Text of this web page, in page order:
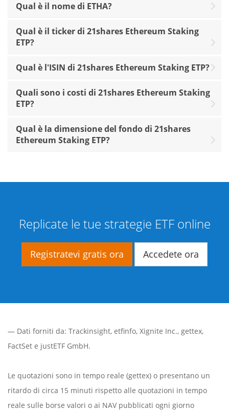
Qual è il nome di ETHA?
Qual è il ticker di 21shares Ethereum Staking
ETP?
Qual è l'ISIN di 21shares Ethereum Staking ETP?
Quali sono i costi di 21shares Ethereum Staking
ETP?
Qual è la dimensione del fondo di 21shares
Ethereum Staking ETP?
Replicate le tue strategie ETF online
Registratevi gratis ora Accedete ora
— Dati forniti da: Trackinsight, etfinfo, Xignite Inc., gettex,
FactSet e justETF GmbH.
Le quotazioni sono in tempo reale (gettex) o presentano un
ritardo di circa 15 minuti rispetto alle quotazioni in tempo
reale sulle borse valori o ai NAV pubblicati ogni giorno